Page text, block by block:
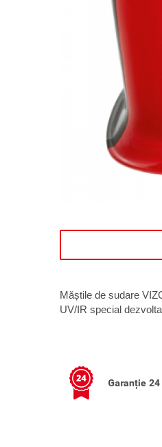
Măștile de sudare
UV/IR special